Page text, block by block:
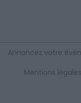
Annoncez votre
Mentions légales